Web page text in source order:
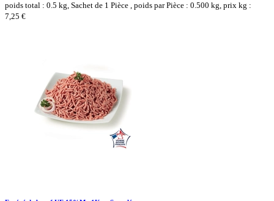
poids total : 0.5 kg, Sachet de 1 Pièce , poids par Pièce : 0.500 kg, prix kg :
7,25 €